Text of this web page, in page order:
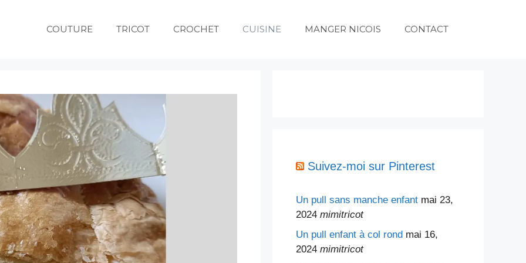
COUTURE TRICOT CROCHET CUISINE MANGER NICOIS CONTACT
Suivez-moi sur Pinterest
Un pull sans manche enfant mai 23,
2024 mimitricot
Un pull enfant à col rond mai 16,
2024 mimitricot